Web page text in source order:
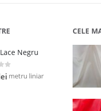
Negru
5 metru liniar
CELE